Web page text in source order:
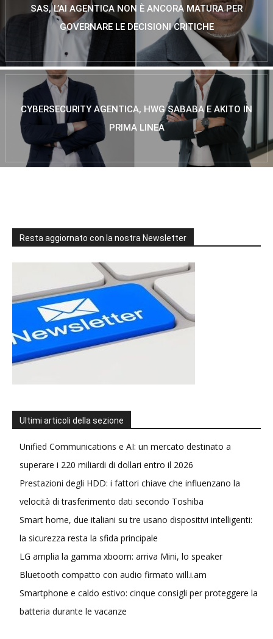
SAS, L’AI AGENTICA NON È ANCORA MATURA PER
GOVERNARE LE DECISIONI CRITICHE
CYBERSECURITY AGENTICA, HWG SABABA E AKITO IN
PRIMA LINEA
Resta aggiornato con la nostra Newsletter
Ultimi articoli della sezione
Unified Communications e AI: un mercato destinato a
superare i 220 miliardi di dollari entro il 2026
Prestazioni degli HDD: i fattori chiave che influenzano la
velocità di trasferimento dati secondo Toshiba
Smart home, due italiani su tre usano dispositivi intelligenti:
la sicurezza resta la sfida principale
LG amplia la gamma xboom: arriva Mini, lo speaker
Bluetooth compatto con audio firmato will.i.am
Smartphone e caldo estivo: cinque consigli per proteggere la
batteria durante le vacanze